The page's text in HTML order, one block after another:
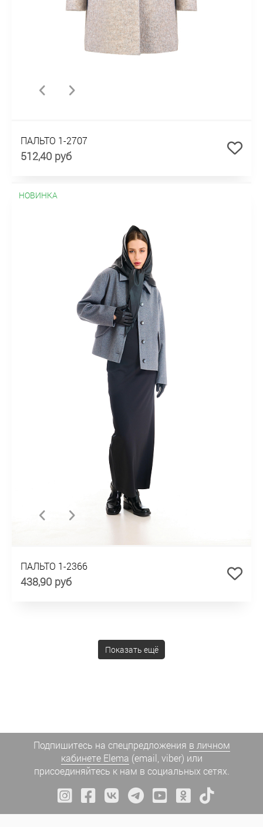
ПАЛЬТО 1-2707
512,40 руб
НОВИНКА
ПАЛЬТО 1-2366
438,90 руб
Показать ещё
Подпишитесь на спецпредложения в личном
кабинете Elema (email, viber) или
присоединяйтесь к нам в социальных сетях.